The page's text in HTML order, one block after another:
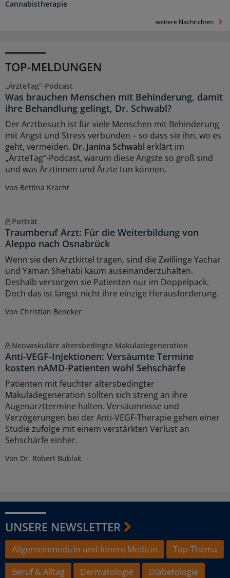
Cannabistherapie
weitere Nachrichten
TOP-MELDUNGEN
„ÄrzteTag“-Podcast
Was brauchen Menschen mit Behinderung, damit
ihre Behandlung gelingt, Dr. Schwabl?
Der Arztbesuch ist für viele Menschen mit Behinderung
mit Angst und Stress verbunden – so dass sie ihn, wo es
geht, vermeiden. Dr. Janina Schwabl erklärt im
„ÄrzteTag“-Podcast, warum diese Ängste so groß sind
und was Ärztinnen und Ärzte tun können.
Von Bettina Kracht
Porträt
Traumberuf Arzt: Für die Weiterbildung von
Aleppo nach Osnabrück
Wenn sie den Arztkittel tragen, sind die Zwillinge Yachar
und Yaman Shehabi kaum auseinanderzuhalten.
Deshalb versorgen sie Patienten nur im Doppelpack.
Doch das ist längst nicht ihre einzige Herausforderung.
Von Christian Beneker
Neovaskuläre altersbedingte Makuladegeneration
Anti-VEGF-Injektionen: Versäumte Termine
kosten nAMD-Patienten wohl Sehschärfe
Patienten mit feuchter altersbedingter
Makuladegeneration sollten sich streng an ihre
Augenarzttermine halten. Versäumnisse und
Verzögerungen bei der Anti-VEGF-Therapie gehen einer
Studie zufolge mit einem verstärkten Verlust an
Sehschärfe einher.
Von Dr. Robert Bublak
UNSERE NEWSLETTER
Allgemeinmedizin und Innere Medizin
Top-Thema
Beruf & Alltag
Dermatologie
Diabetologie